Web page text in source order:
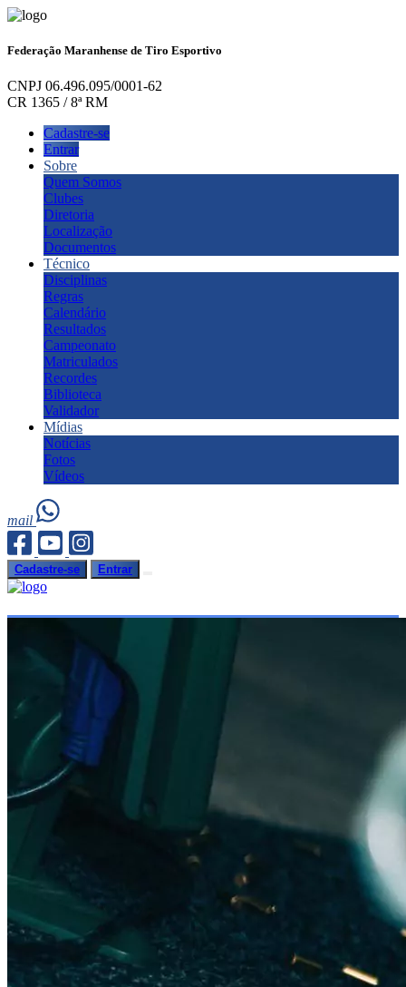
Federação Maranhense de Tiro Esportivo
CNPJ 06.496.095/0001-62
CR 1365 / 8ª RM
Cadastre-se
Entrar
Sobre
Quem Somos
Clubes
Diretoria
Localização
Documentos
Técnico
Disciplinas
Regras
Calendário
Resultados
Campeonato
Matriculados
Recordes
Biblioteca
Validador
Mídias
Notícias
Fotos
Vídeos
mail
Cadastre-se Entrar